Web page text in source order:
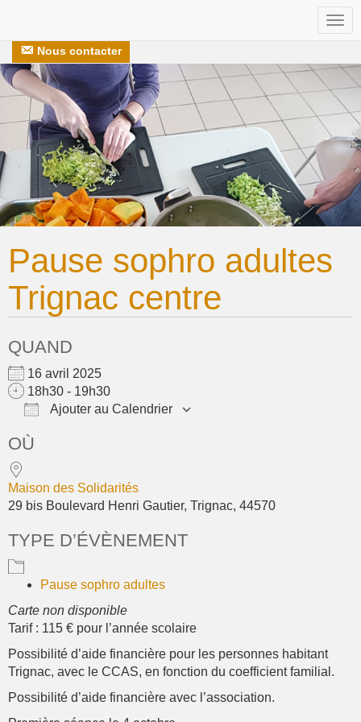
Nous contacter
Pause sophro adultes
Trignac centre
QUAND
16 avril 2025
18h30 - 19h30
Ajouter au Calendrier
OÙ
Maison des Solidarités
29 bis Boulevard Henri Gautier, Trignac, 44570
TYPE D’ÉVÈNEMENT
Pause sophro adultes
Carte non disponible
Tarif : 115 € pour l’année scolaire
Possibilité d’aide financière pour les personnes habitant
Trignac, avec le CCAS, en fonction du coefficient familial.
Possibilité d’aide financière avec l’association.